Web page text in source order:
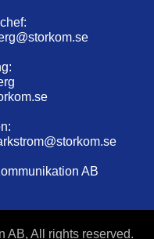
AB
AB, All rights reserved.